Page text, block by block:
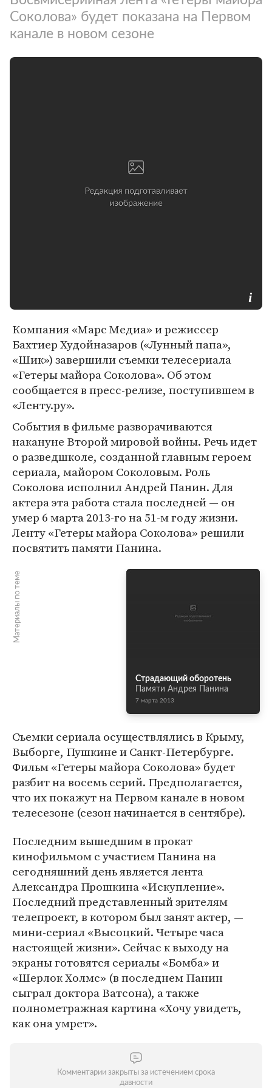
Соколова» будет показана на Первом
канале в новом сезоне
Компания «Марс Медиа» и режиссер
Бахтиер Худойназаров («Лунный папа»,
«Шик») завершили съемки телесериала
«Гетеры майора Соколова». Об этом
сообщается в пресс-релизе, поступившем в
«Ленту.ру».
События в фильме разворачиваются
накануне Второй мировой войны. Речь идет
о разведшколе, созданной главным героем
сериала, майором Соколовым. Роль
Соколова исполнил Андрей Панин. Для
актера эта работа стала последней — он
умер 6 марта 2013-го на 51-м году жизни.
Ленту «Гетеры майора Соколова» решили
посвятить памяти Панина.
Материалы по теме
Страдающий оборотень
Памяти Андрея Панина
7 марта 2013
Съемки сериала осуществлялись в Крыму,
Выборге, Пушкине и Санкт-Петербурге.
Фильм «Гетеры майора Соколова» будет
разбит на восемь серий. Предполагается,
что их покажут на Первом канале в новом
телесезоне (сезон начинается в сентябре).
Последним вышедшим в прокат
кинофильмом с участием Панина на
сегодняшний день является лента
Александра Прошкина «Искупление».
Последний представленный зрителям
телепроект, в котором был занят актер, —
мини-сериал «Высоцкий. Четыре часа
настоящей жизни». Сейчас к выходу на
экраны готовятся сериалы «Бомба» и
«Шерлок Холмс» (в последнем Панин
сыграл доктора Ватсона), а также
полнометражная картина «Хочу увидеть,
как она умрет».
Комментарии закрыты за истечением срока
давности